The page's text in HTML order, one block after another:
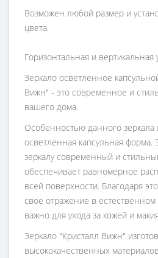
Возможен любой размер и
цвета.
Горизонтальная и вертикальная
Зеркало осветленное
Вижн" - это современное и
вашего дома.
Особенностью данного зеркала
осветленная капсульная форма.
зеркалу современный и
обеспечивает равномерное
всей поверхности. Благодаря
свое отражение в
важно для ухода за кожей и
Зеркало "Кристалл Вижн"
высококачественных